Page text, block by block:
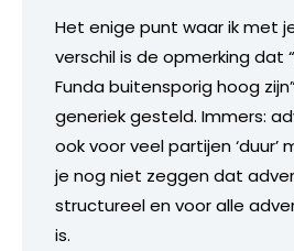
Het enige punt waar ik met
verschil is de opmerking dat
Funda buitensporig hoog
generiek gesteld. Immers:
ook voor veel partijen ‘duur’
je nog niet zeggen dat
structureel en voor alle
is.